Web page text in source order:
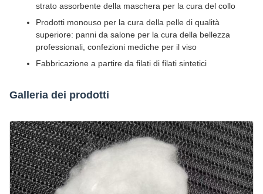
strato assorbente della maschera per la cura del collo
Prodotti monouso per la cura della pelle di qualità
superiore: panni da salone per la cura della bellezza
professionali, confezioni mediche per il viso
Fabbricazione a partire da filati di filati sintetici
Galleria dei prodotti